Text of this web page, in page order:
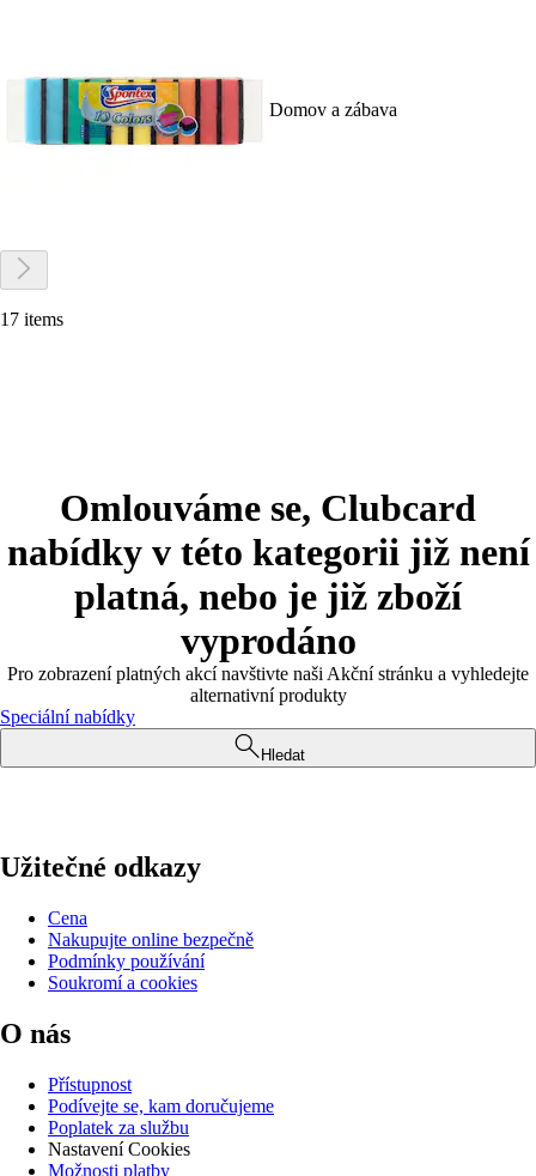
Domov a zábava
17 items
Omlouváme se, Clubcard
nabídky v této kategorii již není
platná, nebo je již zboží
vyprodáno
Pro zobrazení platných akcí navštivte naši Akční stránku a vyhledejte
alternativní produkty
Speciální nabídky
Hledat
Užitečné odkazy
Cena
Nakupujte online bezpečně
Podmínky používání
Soukromí a cookies
O nás
Přístupnost
Podívejte se, kam doručujeme
Poplatek za službu
Nastavení Cookies
Možnosti platby